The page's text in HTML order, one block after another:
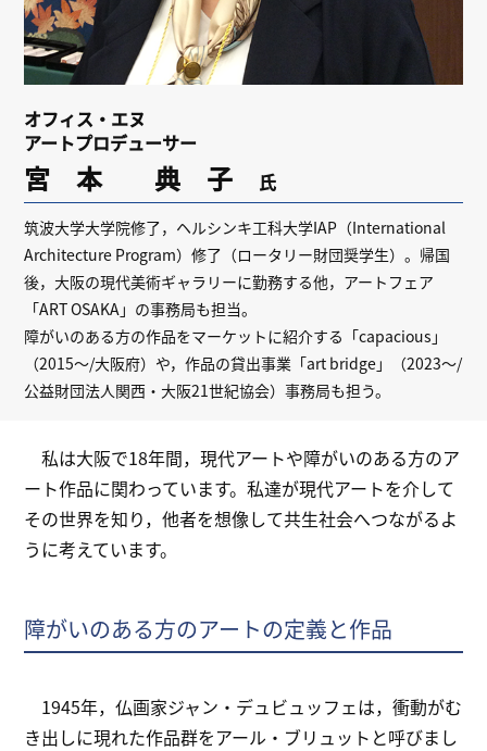
オフィス・エヌ
アートプロデューサー
宮 本 典 子 氏
筑波大学大学院修了，ヘルシンキ工科大学IAP（International
Architecture Program）修了（ロータリー財団奨学生）。帰国
後，大阪の現代美術ギャラリーに勤務する他，アートフェア
「ART OSAKA」の事務局も担当。
障がいのある方の作品をマーケットに紹介する「capacious」
（2015〜/大阪府）や，作品の貸出事業「art bridge」（2023〜/
公益財団法人関西・大阪21世紀協会）事務局も担う。
私は大阪で18年間，現代アートや障がいのある方のア
ート作品に関わっています。私達が現代アートを介して
その世界を知り，他者を想像して共生社会へつながるよ
うに考えています。
障がいのある方のアートの定義と作品
1945年，仏画家ジャン・デュビュッフェは，衝動がむ
き出しに現れた作品群をアール・ブリュットと呼びまし